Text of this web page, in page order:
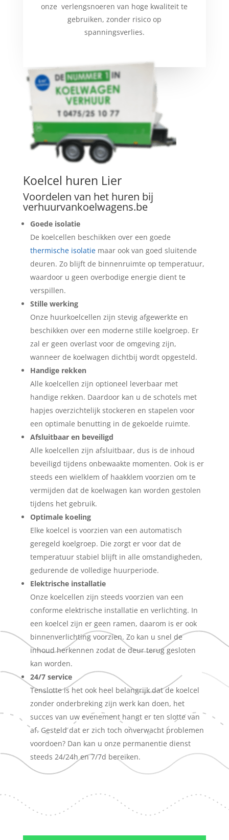
onze verlengsnoeren van hoge kwaliteit te
gebruiken, zonder risico op
spanningsverlies.
Koelcel huren Lier
Voordelen van het huren bij
verhuurvankoelwagens.be
Goede isolatie
De koelcellen beschikken over een goede
thermische isolatiemaar ook van goed sluitende
deuren. Zo blijft de binnenruimte op temperatuur,
waardoor u geen overbodige energie dient te
verspillen.
Stille werking
Onze huurkoelcellen zijn stevig afgewerkte en
beschikken over een moderne stille koelgroep. Er
zal er geen overlast voor de omgeving zijn,
wanneer de koelwagen dichtbij wordt opgesteld.
Handige rekken
Alle koelcellen zijn optioneel leverbaar met
handige rekken. Daardoor kan u de schotels met
hapjes overzichtelijk stockeren en stapelen voor
een optimale benutting in de gekoelde ruimte.
Afsluitbaar en beveiligd
Alle koelcellen zijn afsluitbaar, dus is de inhoud
beveiligd tijdens onbewaakte momenten. Ook is er
steeds een wielklem of haakklem voorzien om te
vermijden dat de koelwagen kan worden gestolen
tijdens het gebruik.
Optimale koeling
Elke koelcel is voorzien van een automatisch
geregeld koelgroep. Die zorgt er voor dat de
temperatuur stabiel blijft in alle omstandigheden,
gedurende de volledige huurperiode.
Elektrische installatie
Onze koelcellen zijn steeds voorzien van een
conforme elektrische installatie en verlichting. In
een koelcel zijn er geen ramen, daarom is er ook
binnenverlichting voorzien. Zo kan u snel de
inhoud herkennen zodat de deur terug gesloten
kan worden.
24/7 service
Tenslotte is het ook heel belangrijk dat de koelcel
zonder onderbreking zijn werk kan doen, het
succes van uw evenement hangt er ten slotte van
af. Gesteld dat er zich toch onverwacht problemen
voordoen? Dan kan u onze permanentie dienst
steeds 24/24h en 7/7d bereiken.